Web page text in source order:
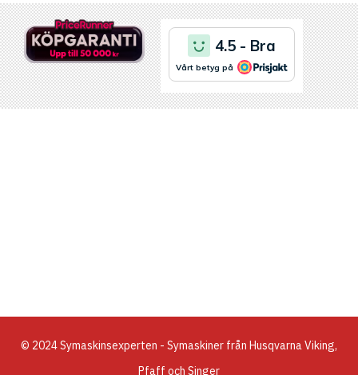
© 2024 Symaskinsexperten - Symaskiner från Husqvarna Viking,
Pfaff och Singer